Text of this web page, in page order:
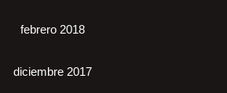
febrero 2018
diciembre 2017